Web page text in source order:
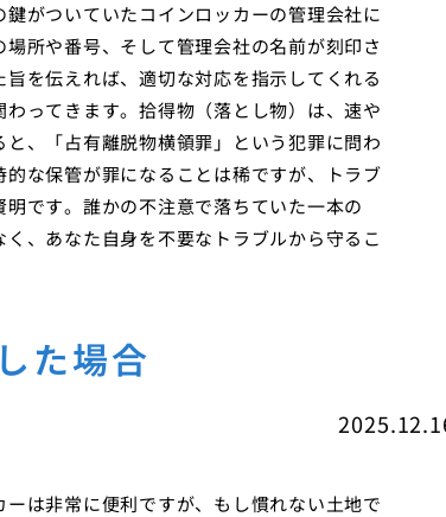
がついていたコインロッカーの管理会社に
所や番号、そして管理会社の名前が刻印さ
を伝えれば、適切な対応を指示してくれる
ってきます。拾得物（落とし物）は、速や
、「占有離脱物横領罪」という犯罪に問わ
な保管が罪になることは稀ですが、トラブ
です。誰かの不注意で落ちていた一本の
、あなた自身を不要なトラブルから守るこ
た場合
は非常に便利ですが、もし慣れない土地で